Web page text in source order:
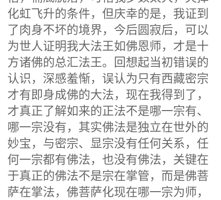
化虹飞升的条件，但庆幸的是，我证到
了肉身不坏的境界，今后圆寂后，可以
为世人证明我大法王如佛恩师，才是十
方诸佛的总汇法王。回想起当初错误的
认识，深感羞惭，误认为只有西藏密宗
才有即身成佛的大法，现在我得到了，
才真正了解如来的正法不是哪一宗有、
哪一宗没有，其实佛法是独立在世外的
妙宝，与密宗、显宗没有任何关系，任
何一宗都有佛法，也没有佛法，关键在
于真正的佛法不是宗在掌管，而是佛菩
萨在掌法，佛菩萨化现在哪一宗为师，